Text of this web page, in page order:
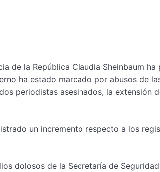
de la República Claudia Sheinbaum ha
ha estado marcado por abusos de
periodistas asesinados, la extensión
un incremento respecto a los
dolosos de la Secretaría de